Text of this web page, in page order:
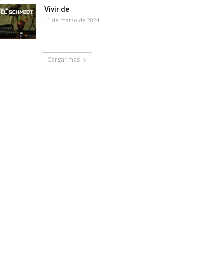
Vivir de
11 de marzo de 2024
Cargar más